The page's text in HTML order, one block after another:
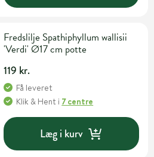
Fredslilje Spathiphyllum wallisii
'Verdi' Ø17 cm potte
119 kr.
Få leveret
Klik & Hent i 7 centre
Læg i kurv